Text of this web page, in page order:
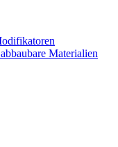
Materialien